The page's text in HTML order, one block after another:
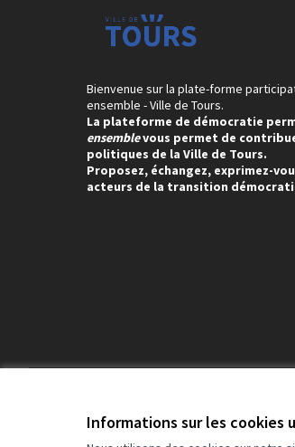
Informations sur les cookies
Bienvenue sur la plate-forme
ensemble - Ville de Tours.
La plateforme de démocratie
ensemblevous permet de
politiques de la Ville de Tours.
Proposez, échangez, exprimez-
acteurs de la transition